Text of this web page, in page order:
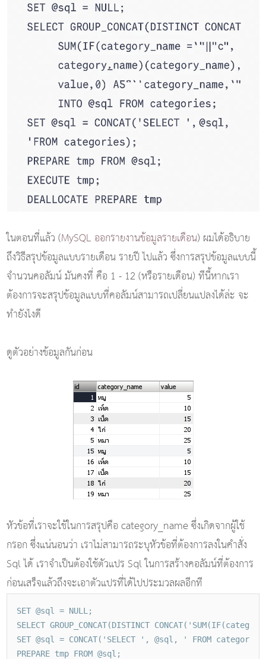
ในตอนที่แล้ว (MySQL ออกรายงานข้อมูลรายเดือน) ผมได้อธิบาย
ถึงวิธีสรุปข้อมูลแบบรายเดือน รายปี ไปแล้ว ซึ่งการสรุปข้อมูลแบบนี้
จำนวนคอลัมน์ มันคงที่ คือ 1 - 12 (หรือรายเดือน) ทีนี้หากเรา
ต้องการจะสรุปข้อมูลแบบที่คอลัมน์สามารถเปลี่ยนแปลงได้ล่ะ จะ
ทำยังไงดี
ดูตัวอย่างข้อมูลกันก่อน
หัวข้อที่เราจะใช้ในการสรุปคือ category_name ซึ่งเกิดจากผู้ใช้
กรอก ซึ่งแน่นอนว่า เราไม่สามารถระบุหัวข้อที่ต้องการลงในคำสั่ง
Sql ได้ เราจำเป็นต้องใช้ตัวแปร Sql ในการสร้างคอลัมน์ที่ต้องการ
ก่อนเสร็จแล้วถึงจะเอาตัวแปรที่ได้ไปประมวลผลอีกที
SET @sql = NULL;
SELECT GROUP_CONCAT(DISTINCT
SET @sql = CONCAT('SELECT ', @sql, ' FROM
PREPARE tmp FROM @sql;